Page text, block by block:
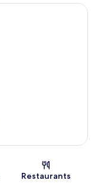
Restaurants